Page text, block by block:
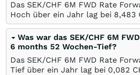
Das SEK/CHF 6M FWD Rate
Hoch über ein Jahr lag bei 8,483
Was war das SEK/CHF 6M
6 months 52 Wochen-Tief?
Das SEK/CHF 6M FWD Rate
Tief über ein Jahr lag bei 0,082